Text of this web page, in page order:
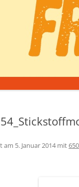
am 5. Januar 2014mit